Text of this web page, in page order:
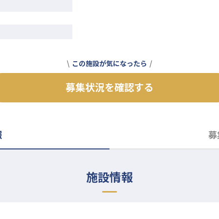
この施設が気になったら
募集状況を確認する
募
施設情報